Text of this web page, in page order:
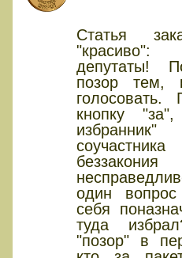
Статья
депутаты!
позор тем,
кнопку
один
себя
туда
"позор" в